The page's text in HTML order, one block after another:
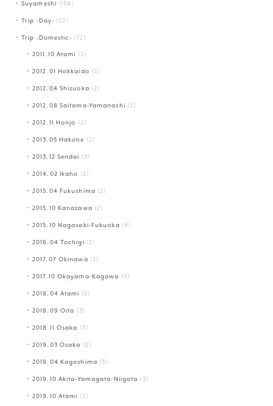
Suyameshi (158)
Trip -Day- (22)
Trip -Domestic- (72)
2011.10 Atami (2)
2012.01 Hokkaido (2)
2012.04 Shizuoka (2)
2012.08 Saitama-Yamanashi (2)
2012.11 Honjo (2)
2013.05 Hakone (2)
2013.12 Sendai (3)
2014.02 Ikaho (2)
2015.04 Fukushima (2)
2015.10 Kanazawa (2)
2015.10 Nagasaki-Fukuoka (4)
2016.04 Tochigi (2)
2017.07 Okinawa (2)
2017.10 Okayama-Kagawa (3)
2018.04 Atami (2)
2018.09 Oita (3)
2018.11 Osaka (3)
2019.03 Osaka (2)
2019.04 Kagoshima (3)
2019.10 Akita-Yamagata-Niigata (3)
2019.10 Atami (2)